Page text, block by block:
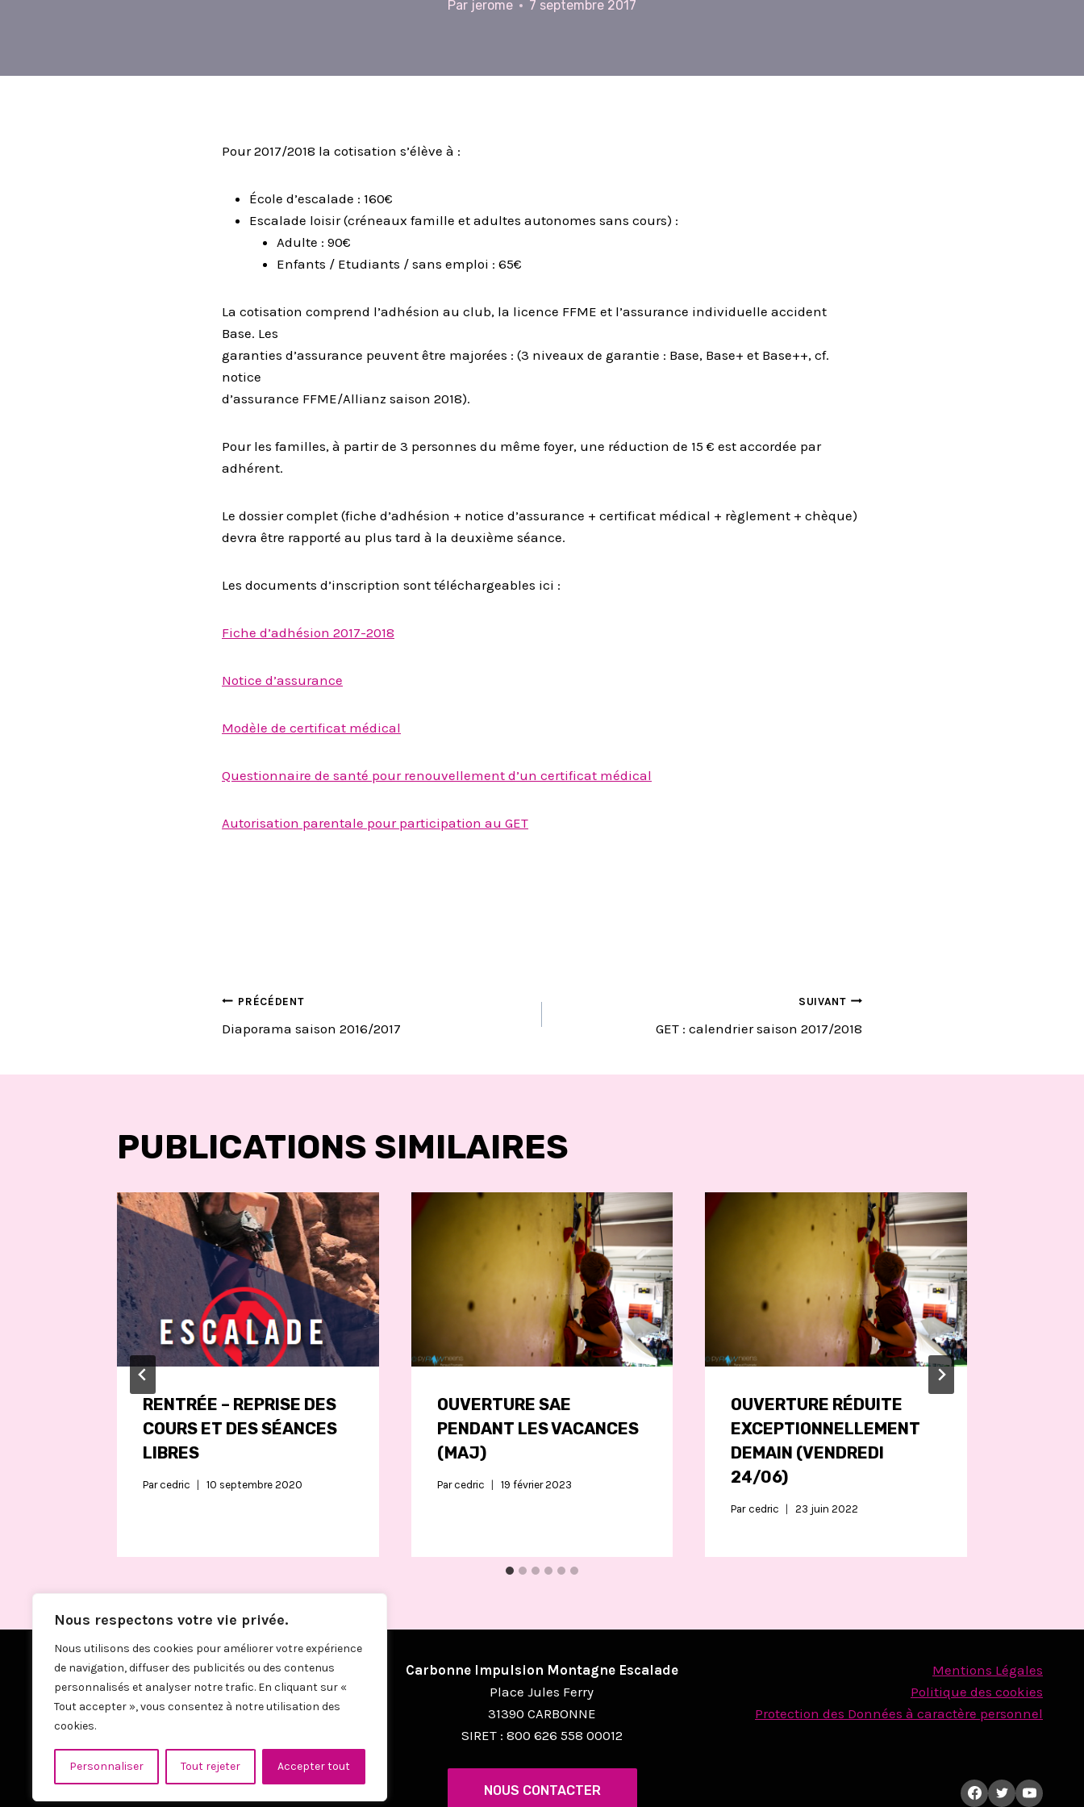
Nous respectons votre vie privée.
Nous utilisons des cookies pour améliorer votre expérience
de navigation, diffuser des publicités ou des contenus
personnalisés et analyser notre trafic. En cliquant sur «
Tout accepter », vous consentez à notre utilisation des
cookies.
Personnaliser Tout rejeter Accepter tout
Par jerome 7 septembre 2017
Pour 2017/2018 la cotisation s’élève à :
École d’escalade : 160€
Escalade loisir (créneaux famille et adultes autonomes sans cours) :
Adulte : 90€
Enfants / Etudiants / sans emploi : 65€
La cotisation comprend l’adhésion au club, la licence FFME et l’assurance individuelle accident
Base. Les
garanties d’assurance peuvent être majorées : (3 niveaux de garantie : Base, Base+ et Base++, cf.
notice
d’assurance FFME/Allianz saison 2018).
Pour les familles, à partir de 3 personnes du même foyer, une réduction de 15 € est accordée par
adhérent.
Le dossier complet (fiche d’adhésion + notice d’assurance + certificat médical + règlement + chèque)
devra être rapporté au plus tard à la deuxième séance.
Les documents d’inscription sont téléchargeables ici :
Fiche d’adhésion 2017-2018
Notice d’assurance
Modèle de certificat médical
Questionnaire de santé pour renouvellement d’un certificat médical
Autorisation parentale pour participation au GET
NAVIGATION
DE
PRÉCÉDENT
Diaporama saison 2016/2017
SUIVANT
GET : calendrier saison 2017/2018
PUBLICATIONS SIMILAIRES
RENTRÉE – REPRISE DES
COURS ET DES SÉANCES
LIBRES
Par cedric 10 septembre 2020
OUVERTURE SAE
PENDANT LES VACANCES
(MAJ)
Par cedric 19 février 2023
OUVERTURE RÉDUITE
EXCEPTIONNELLEMENT
DEMAIN (VENDREDI
24/06)
Par cedric 23 juin 2022
Carbonne Impulsion Montagne Escalade
Place Jules Ferry
31390 CARBONNE
SIRET : 800 626 558 00012
Mentions Légales
Politique des cookies
Protection des Données à caractère personnel
NOUS CONTACTER